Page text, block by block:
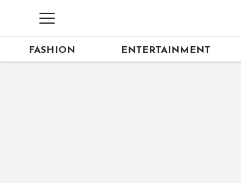
FASHION ENTERTAINMENT